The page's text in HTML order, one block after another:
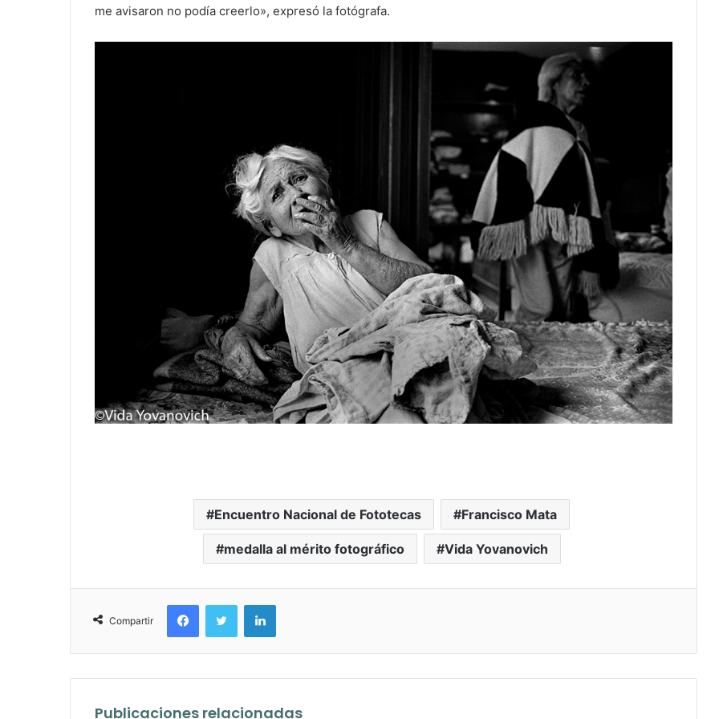
me avisaron no podía creerlo», expresó la fotógrafa.
Encuentro Nacional de Fototecas Francisco Mata
medalla al mérito fotográfico Vida Yovanovich
Compartir
FacebookTwitter LinkedIn
Publicaciones relacionadas